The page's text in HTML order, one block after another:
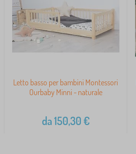
Letto basso per bambini Montessori
Ourbaby Minni - naturale
da150,30€